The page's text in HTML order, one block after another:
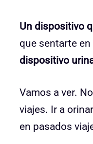
Un dispositivo
que sentarte
dispositivo
Vamos a ver.
viajes. Ir a
en pasados